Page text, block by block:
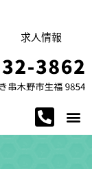
求人情報